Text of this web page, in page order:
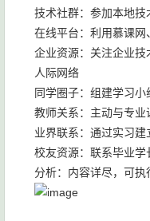
技术社群：参加本地技
在线平台：利用慕课网
企业资源：关注企业技
人际网络
同学圈子：组建学习小
教师关系：主动与专业
业界联系：通过实习建
校友资源：联系毕业学
分析：内容详尽，可执